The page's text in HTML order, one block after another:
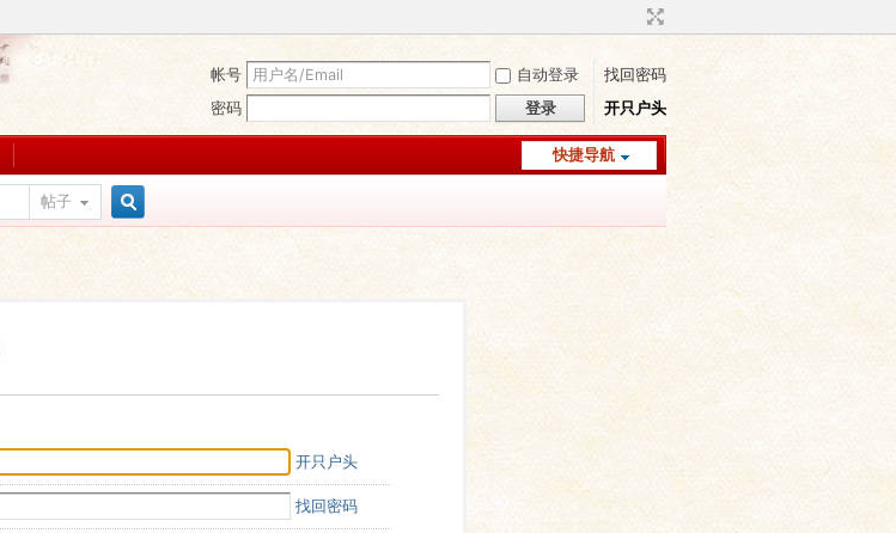
帐号 自动登录
找回密码
密码
登录 开只户头
快捷导航
帖子
开只户头
找回密码